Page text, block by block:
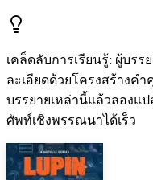
เคล็ดลับการเรียนรู้: ผู้บรร
ละเอียดด้วยโครงสร้างค
บรรยายเหล่านี้แล้วลองแ
ศัพท์เชิงพรรณนาได้เร็ว